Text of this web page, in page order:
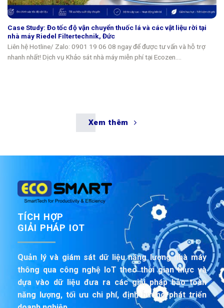
Case Study: Đo tốc độ vận chuyển thuốc lá và các vật liệu rời tại
nhà máy Riedel Filtertechnik, Đức
Liên hệ Hotline/ Zalo: 0901 19 06 08 ngay để được tư vấn và hỗ trợ
nhanh nhất! Dịch vụ Khảo sát nhà máy miễn phí tại Ecozen....
TÍCH HỢP
GIẢI PHÁP IOT
Quản lý và giám sát dữ liệu năng lượng nhà máy
thông qua công nghệ IoT theo thời gian thực và
dựa vào dữ liệu đưa ra các giải pháp bảo toàn
năng lượng, tối ưu chi phí, định hướng phát triển
doanh nghiệp.